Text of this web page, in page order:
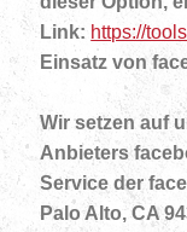
Link: https://
Einsatz von
Wir setzen auf
Anbieters
Service der
Palo Alto, CA